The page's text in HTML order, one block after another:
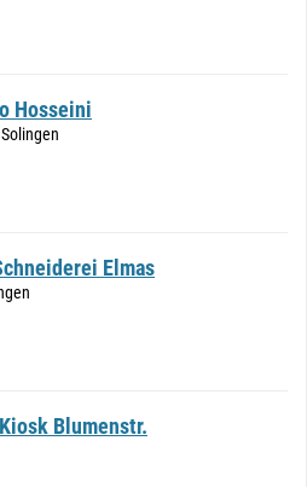
Hosseini
Elmas
Blumenstr.